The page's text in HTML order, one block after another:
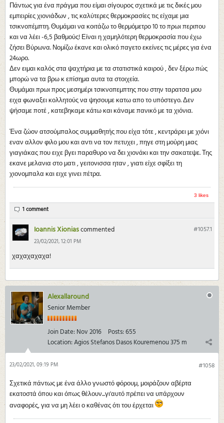
Πάντως για ένα πράγμα που είμαι σίγουρος σχετικά με τις δικές μου
εμπειρίες χιονιάδων , τις καλύτερες θερμοκρασίες τις είχαμε μια
τσικνοπέμπτη. Θυμάμαι να κοιτάζω το θερμόμετρο 10 το πρωι περιπου
και να λέει -6,5 βαθμούς! Είναι η χαμηλότερη θερμοκρασία που έχω
ζήσει Βύρωνα. Νομίζω έκανε και ολικό παγετο εκείνες τις μέρες για ένα
24ωρο.
Δεν ειμαι καλός στα ψαχτήρια με τα στατιστικά καιρού , δεν ξέρω πώς
μπορώ να τα βρω κ επίσημα αυτα τα στοιχεία.
Θυμάμαι πρωι προς μεσημέρι τσικνοπεμπτης που στην ταρατσα μου
ειχα φωναξει κολλητούς να ψησουμε κατω απο το υπόστεγο. Δεν
ψήσαμε ποτέ , κατεβηκαμε κάτω και κάναμε πανικό με τα χιόνια.
Ένα ζώον ατσούμπαλος συμμαθητής που είχα τότε , κεντράρει με χιόνι
εναν αλλον φιλο μου και αντι να τον πετυχει , πηγε στη μούρη μιας
γιαγιάκας που ειχε βγει παραθυρο να δει χιονάκι και την σακατεψε. Της
εκανε μελανια στο ματι , γειτονισσα ηταν , γιατι είχε σφίξει τη
χιονομπαλα και ειχε γινει πέτρα.
3 likes
1 comment
#1057.1
Ioannis Xioniascommented
23/02/2021, 12:01 PM
χαχαχαχαχα!
Alexallaround
Senior Member
Join Date: Nov 2016 Posts:655
Location:Agios Stefanos Dasos Kouremenou 375 m
#1058
23/02/2021, 09:19 PM
Σχετικά πάντως με ένα άλλο γνωστό φόρουμ, μοιράζουν αβέρτα
εκατοστά όπου και όπως θέλουν...γι'αυτό πρέπει να υπάρχουν
αναφορές, για να μη λέει ο καθένας ότι του έρχεται